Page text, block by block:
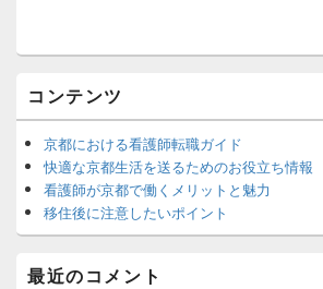
コンテンツ
京都における看護師転職ガイド
快適な京都生活を送るためのお役立ち情報
看護師が京都で働くメリットと魅力
移住後に注意したいポイント
最近のコメント